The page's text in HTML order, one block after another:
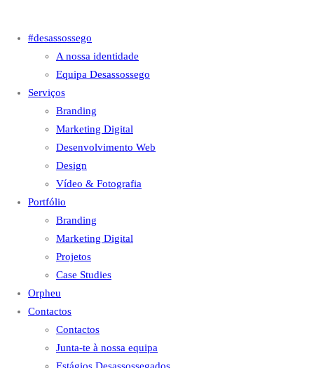
#desassossego
A nossa identidade
Equipa Desassossego
Serviços
Branding
Marketing Digital
Desenvolvimento Web
Design
Vídeo & Fotografia
Portfólio
Branding
Marketing Digital
Projetos
Case Studies
Orpheu
Contactos
Contactos
Junta-te à nossa equipa